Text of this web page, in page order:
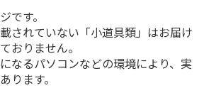
です。
されていない「小道具類」はお届け
おりません。
なるパソコンなどの環境により、実
ります。